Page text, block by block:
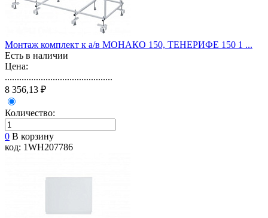
Монтаж комплект к а/в МОНАКО 150, ТЕНЕРИФЕ 150 1 ...
Есть в наличии
Цена:
.............................................
8 356,13 ₽
Количество:
0 В корзину
код: 1WH207786